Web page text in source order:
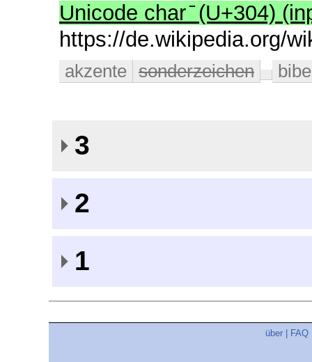
Unicode char ̄ (U+304)
https://de.wikipedia.org/
akzente sonderzeichen
3
2
1
über FAQ